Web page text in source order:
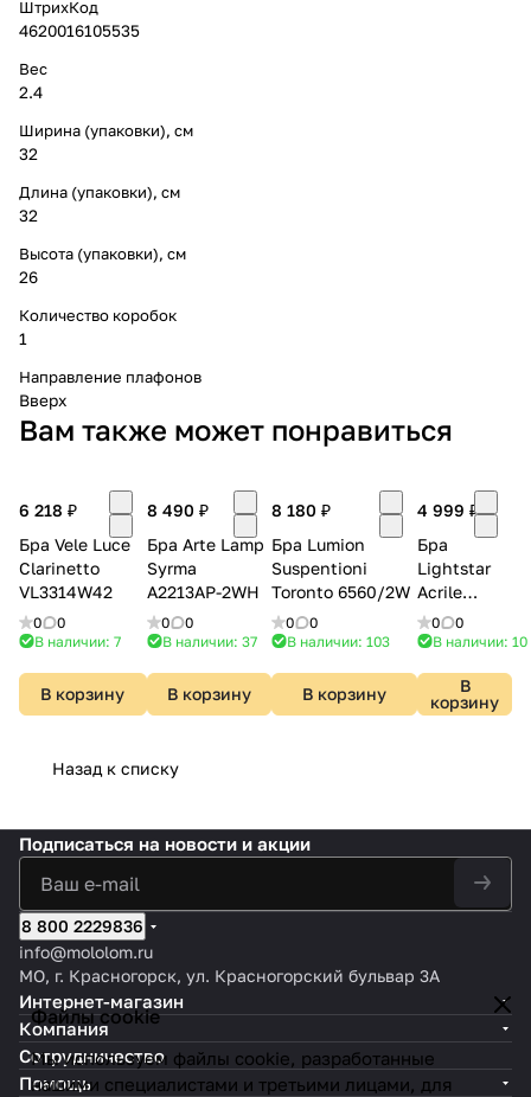
ШтрихКод
4620016105535
Вес
2.4
Ширина (упаковки), см
32
Длина (упаковки), см
32
Высота (упаковки), см
26
Количество коробок
1
Направление плафонов
Вверх
Вам также может понравиться
6 218 ₽
Бра Vele Luce
Clarinetto
VL3314W42
0
0
В наличии: 7
В корзину
8 490 ₽
Бра Arte Lamp
Syrma
A2213AP-2WH
0
0
В наличии: 37
В корзину
8 180 ₽
Бра Lumion
Suspentioni
Toronto 6560/2W
0
0
В наличии: 103
В корзину
4 999 ₽
Бра
Lightstar
Acrile
737662
0
0
В наличии: 10
В
корзину
Назад к списку
Файлы cookie
Мы используем файлы cookie, разработанные
нашими специалистами и третьими лицами, для
Подписаться на новости и акции
8 800 2229836
info@mololom.ru
МО, г. Красногорск, ул. Красногорский бульвар 3А
Интернет-магазин
Компания
Сотрудничество
Помощь